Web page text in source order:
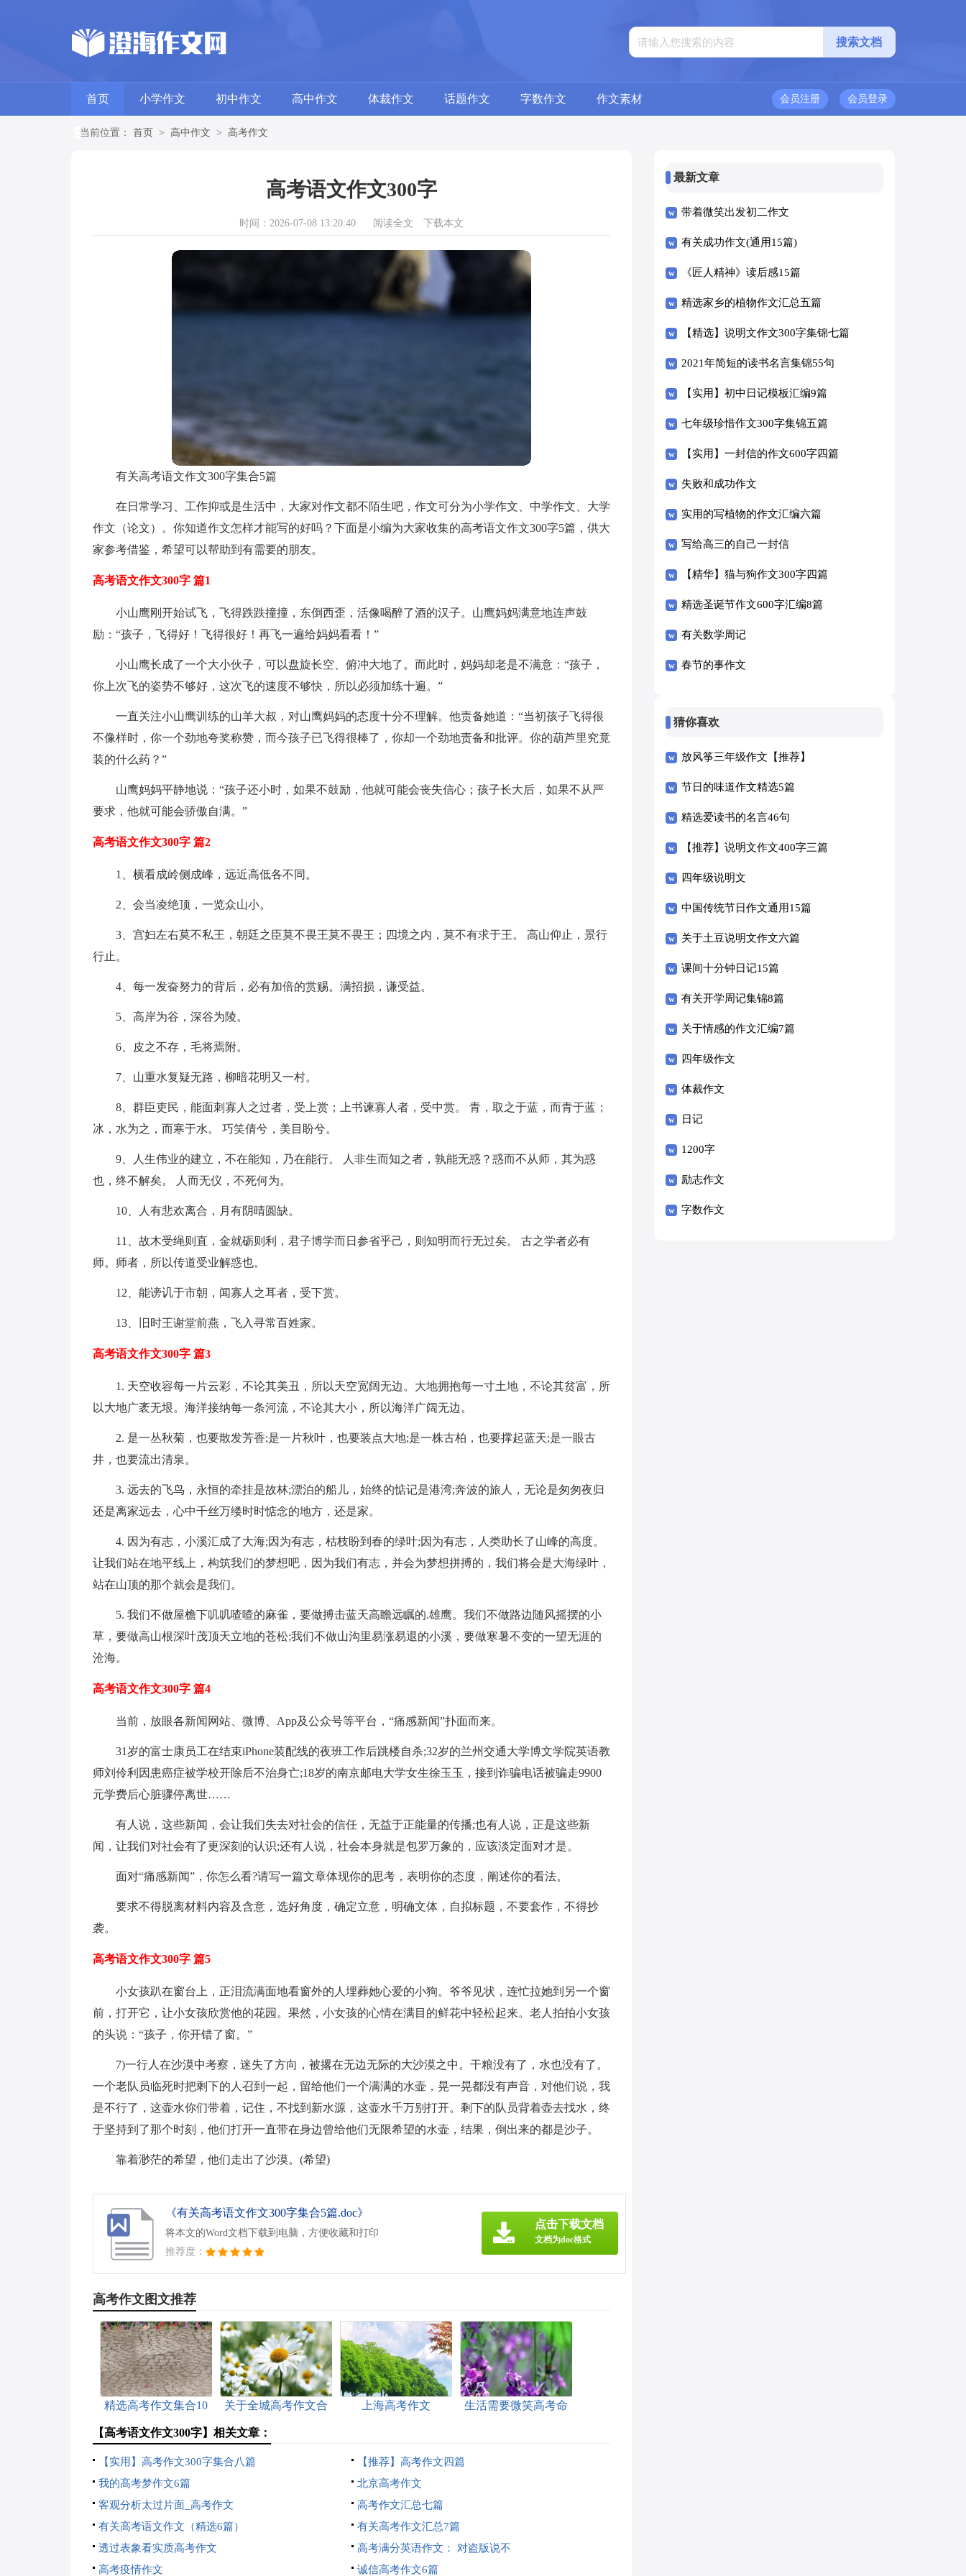
首页 小学作文 初中作文 高中作文 体裁作文 话题作文 字数作文 作文素材 会员登录
会员注册
当前位置： 首页 > 高中作文 > 高考作文
高考语文作文300字
时间：2026-07-08 13:20:40 阅读全文 下载本文
有关高考语文作文300字集合5篇
在日常学习、工作抑或是生活中，大家对作文都不陌生吧，作文可分为小学作文、中学作文、大学
作文（论文）。你知道作文怎样才能写的好吗？下面是小编为大家收集的高考语文作文300字5篇，供大
家参考借鉴，希望可以帮助到有需要的朋友。
高考语文作文300字 篇1
小山鹰刚开始试飞，飞得跌跌撞撞，东倒西歪，活像喝醉了酒的汉子。山鹰妈妈满意地连声鼓
励：“孩子，飞得好！飞得很好！再飞一遍给妈妈看看！”
小山鹰长成了一个大小伙子，可以盘旋长空、俯冲大地了。而此时，妈妈却老是不满意：“孩子，
你上次飞的姿势不够好，这次飞的速度不够快，所以必须加练十遍。”
一直关注小山鹰训练的山羊大叔，对山鹰妈妈的态度十分不理解。他责备她道：“当初孩子飞得很
不像样时，你一个劲地夸奖称赞，而今孩子已飞得很棒了，你却一个劲地责备和批评。你的葫芦里究竟
装的什么药？”
山鹰妈妈平静地说：“孩子还小时，如果不鼓励，他就可能会丧失信心；孩子长大后，如果不从严
要求，他就可能会骄傲自满。”
高考语文作文300字 篇2
1、横看成岭侧成峰，远近高低各不同。
2、会当凌绝顶，一览众山小。
3、宫妇左右莫不私王，朝廷之臣莫不畏王莫不畏王；四境之内，莫不有求于王。 高山仰止，景行
行止。
4、每一发奋努力的背后，必有加倍的赏赐。满招损，谦受益。
5、高岸为谷，深谷为陵。
6、皮之不存，毛将焉附。
7、山重水复疑无路，柳暗花明又一村。
8、群臣吏民，能面刺寡人之过者，受上赏；上书谏寡人者，受中赏。 青，取之于蓝，而青于蓝；
冰，水为之，而寒于水。 巧笑倩兮，美目盼兮。
9、人生伟业的建立，不在能知，乃在能行。 人非生而知之者，孰能无惑？惑而不从师，其为惑
也，终不解矣。 人而无仪，不死何为。
10、人有悲欢离合，月有阴晴圆缺。
11、故木受绳则直，金就砺则利，君子博学而日参省乎己，则知明而行无过矣。 古之学者必有
师。师者，所以传道受业解惑也。
12、能谤讥于市朝，闻寡人之耳者，受下赏。
13、旧时王谢堂前燕，飞入寻常百姓家。
高考语文作文300字 篇3
1. 天空收容每一片云彩，不论其美丑，所以天空宽阔无边。大地拥抱每一寸土地，不论其贫富，所
以大地广袤无垠。海洋接纳每一条河流，不论其大小，所以海洋广阔无边。
2. 是一丛秋菊，也要散发芳香;是一片秋叶，也要装点大地;是一株古柏，也要撑起蓝天;是一眼古
井，也要流出清泉。
3. 远去的飞鸟，永恒的牵挂是故林;漂泊的船儿，始终的惦记是港湾;奔波的旅人，无论是匆匆夜归
还是离家远去，心中千丝万缕时时惦念的地方，还是家。
4. 因为有志，小溪汇成了大海;因为有志，枯枝盼到春的绿叶;因为有志，人类助长了山峰的高度。
让我们站在地平线上，构筑我们的梦想吧，因为我们有志，并会为梦想拼搏的，我们将会是大海绿叶，
站在山顶的那个就会是我们。
5. 我们不做屋檐下叽叽喳喳的麻雀，要做搏击蓝天高瞻远瞩的.雄鹰。我们不做路边随风摇摆的小
草，要做高山根深叶茂顶天立地的苍松;我们不做山沟里易涨易退的小溪，要做寒暑不变的一望无涯的
沧海。
高考语文作文300字 篇4
当前，放眼各新闻网站、微博、App及公众号等平台，“痛感新闻”扑面而来。
31岁的富士康员工在结束iPhone装配线的夜班工作后跳楼自杀;32岁的兰州交通大学博文学院英语教
师刘伶利因患癌症被学校开除后不治身亡;18岁的南京邮电大学女生徐玉玉，接到诈骗电话被骗走9900
元学费后心脏骤停离世……
有人说，这些新闻，会让我们失去对社会的信任，无益于正能量的传播;也有人说，正是这些新
闻，让我们对社会有了更深刻的认识;还有人说，社会本身就是包罗万象的，应该淡定面对才是。
面对“痛感新闻”，你怎么看?请写一篇文章体现你的思考，表明你的态度，阐述你的看法。
要求不得脱离材料内容及含意，选好角度，确定立意，明确文体，自拟标题，不要套作，不得抄
袭。
高考语文作文300字 篇5
小女孩趴在窗台上，正泪流满面地看窗外的人埋葬她心爱的小狗。爷爷见状，连忙拉她到另一个窗
前，打开它，让小女孩欣赏他的花园。果然，小女孩的心情在满目的鲜花中轻松起来。老人拍拍小女孩
的头说：“孩子，你开错了窗。”
7)一行人在沙漠中考察，迷失了方向，被撂在无边无际的大沙漠之中。干粮没有了，水也没有了。
一个老队员临死时把剩下的人召到一起，留给他们一个满满的水壶，晃一晃都没有声音，对他们说，我
是不行了，这壶水你们带着，记住，不找到新水源，这壶水千万别打开。剩下的队员背着壶去找水，终
于坚持到了那个时刻，他们打开一直带在身边曾给他们无限希望的水壶，结果，倒出来的都是沙子。
靠着渺茫的希望，他们走出了沙漠。(希望)
《有关高考语文作文300字集合5篇.doc》
将本文的Word文档下载到电脑，方便收藏和打印
推荐度：
点击下载文档
文档为doc格式
高考作文图文推荐
精选高考作文集合10
关于全城高考作文合
上海高考作文
生活需要微笑高考命
【高考语文作文300字】相关文章：
【实用】高考作文300字集合八篇
【推荐】高考作文四篇
我的高考梦作文6篇
北京高考作文
客观分析太过片面_高考作文
高考作文汇总七篇
有关高考语文作文（精选6篇）
有关高考作文汇总7篇
透过表象看实质高考作文
高考满分英语作文： 对盗版说不
高考疫情作文
诚信高考作文6篇
最新文章
带着微笑出发初二作文
有关成功作文(通用15篇)
《匠人精神》读后感15篇
精选家乡的植物作文汇总五篇
【精选】说明文作文300字集锦七篇
2021年简短的读书名言集锦55句
【实用】初中日记模板汇编9篇
七年级珍惜作文300字集锦五篇
【实用】一封信的作文600字四篇
失败和成功作文
实用的写植物的作文汇编六篇
写给高三的自己一封信
【精华】猫与狗作文300字四篇
精选圣诞节作文600字汇编8篇
有关数学周记
春节的事作文
猜你喜欢
放风筝三年级作文【推荐】
节日的味道作文精选5篇
精选爱读书的名言46句
【推荐】说明文作文400字三篇
四年级说明文
中国传统节日作文通用15篇
关于土豆说明文作文六篇
课间十分钟日记15篇
有关开学周记集锦8篇
关于情感的作文汇编7篇
四年级作文
体裁作文
日记
1200字
励志作文
字数作文